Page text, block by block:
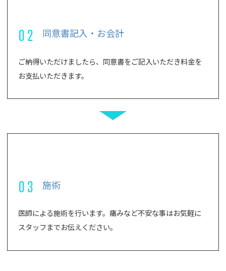
02 同意書記入・お会計
ご納得いただけましたら、同意書をご記入いただき料金を
お支払いただきます。
03 施術
医師による施術を行います。痛みなど不安な事はお気軽に
スタッフまでお伝えください。